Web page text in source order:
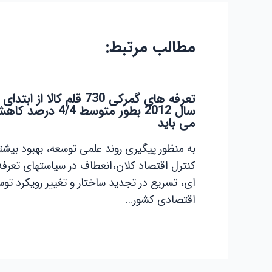
مطالب مرتبط:
تعرفه های گمرکی 730 قلم کالا از ابتدای
سال 2012 بطور متوسط 4/4
می باید
به منظور پیگیری روند علمی توسعه، بهبود
کنترل اقتصاد کلان،انعطاف در سیاستهای
ای، تسریع در تجدید ساختار و تغییر رویکرد
اقتصادی کشور…